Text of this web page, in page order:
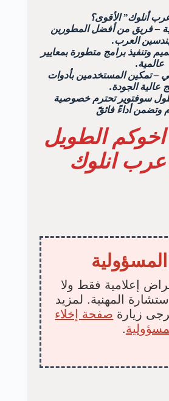
أنلوك” الأقوى؟
– فريق من أفضل المطورين
العرب.
وتنفيذ برامج متطورة بمعايير
عالمية.
– تمكين المستخدمين بأدوات
عالية الجودة.
سوفتوير تحترم خصوصية
وتضمن أداءً فائقً
الطويل
انلوك
المسؤولية
إعلامية فقط ولا
المهنية. لمزيد
زيارة صفحة إخلاء
.